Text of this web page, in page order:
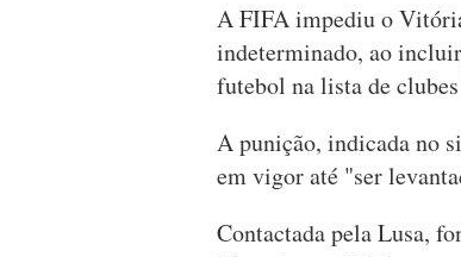
A FIFA impediu o
indeterminado, ao
futebol na lista de
A punição, indicada no
em vigor até "ser
Contactada pela Lusa,